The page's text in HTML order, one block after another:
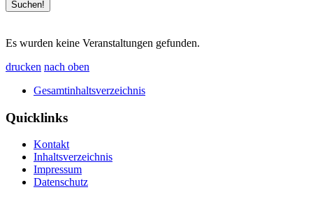
Es wurden keine Veranstaltungen gefunden.
drucken nach oben
Gesamtinhaltsverzeichnis
Quicklinks
Kontakt
Inhaltsverzeichnis
Impressum
Datenschutz